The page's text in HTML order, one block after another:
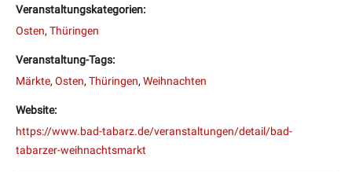
Veranstaltungskategorien:
Osten, Thüringen
Veranstaltung-Tags:
Märkte, Osten, Thüringen, Weihnachten
Website:
https://www.bad-tabarz.de/veranstaltungen/detail/bad-
tabarzer-weihnachtsmarkt